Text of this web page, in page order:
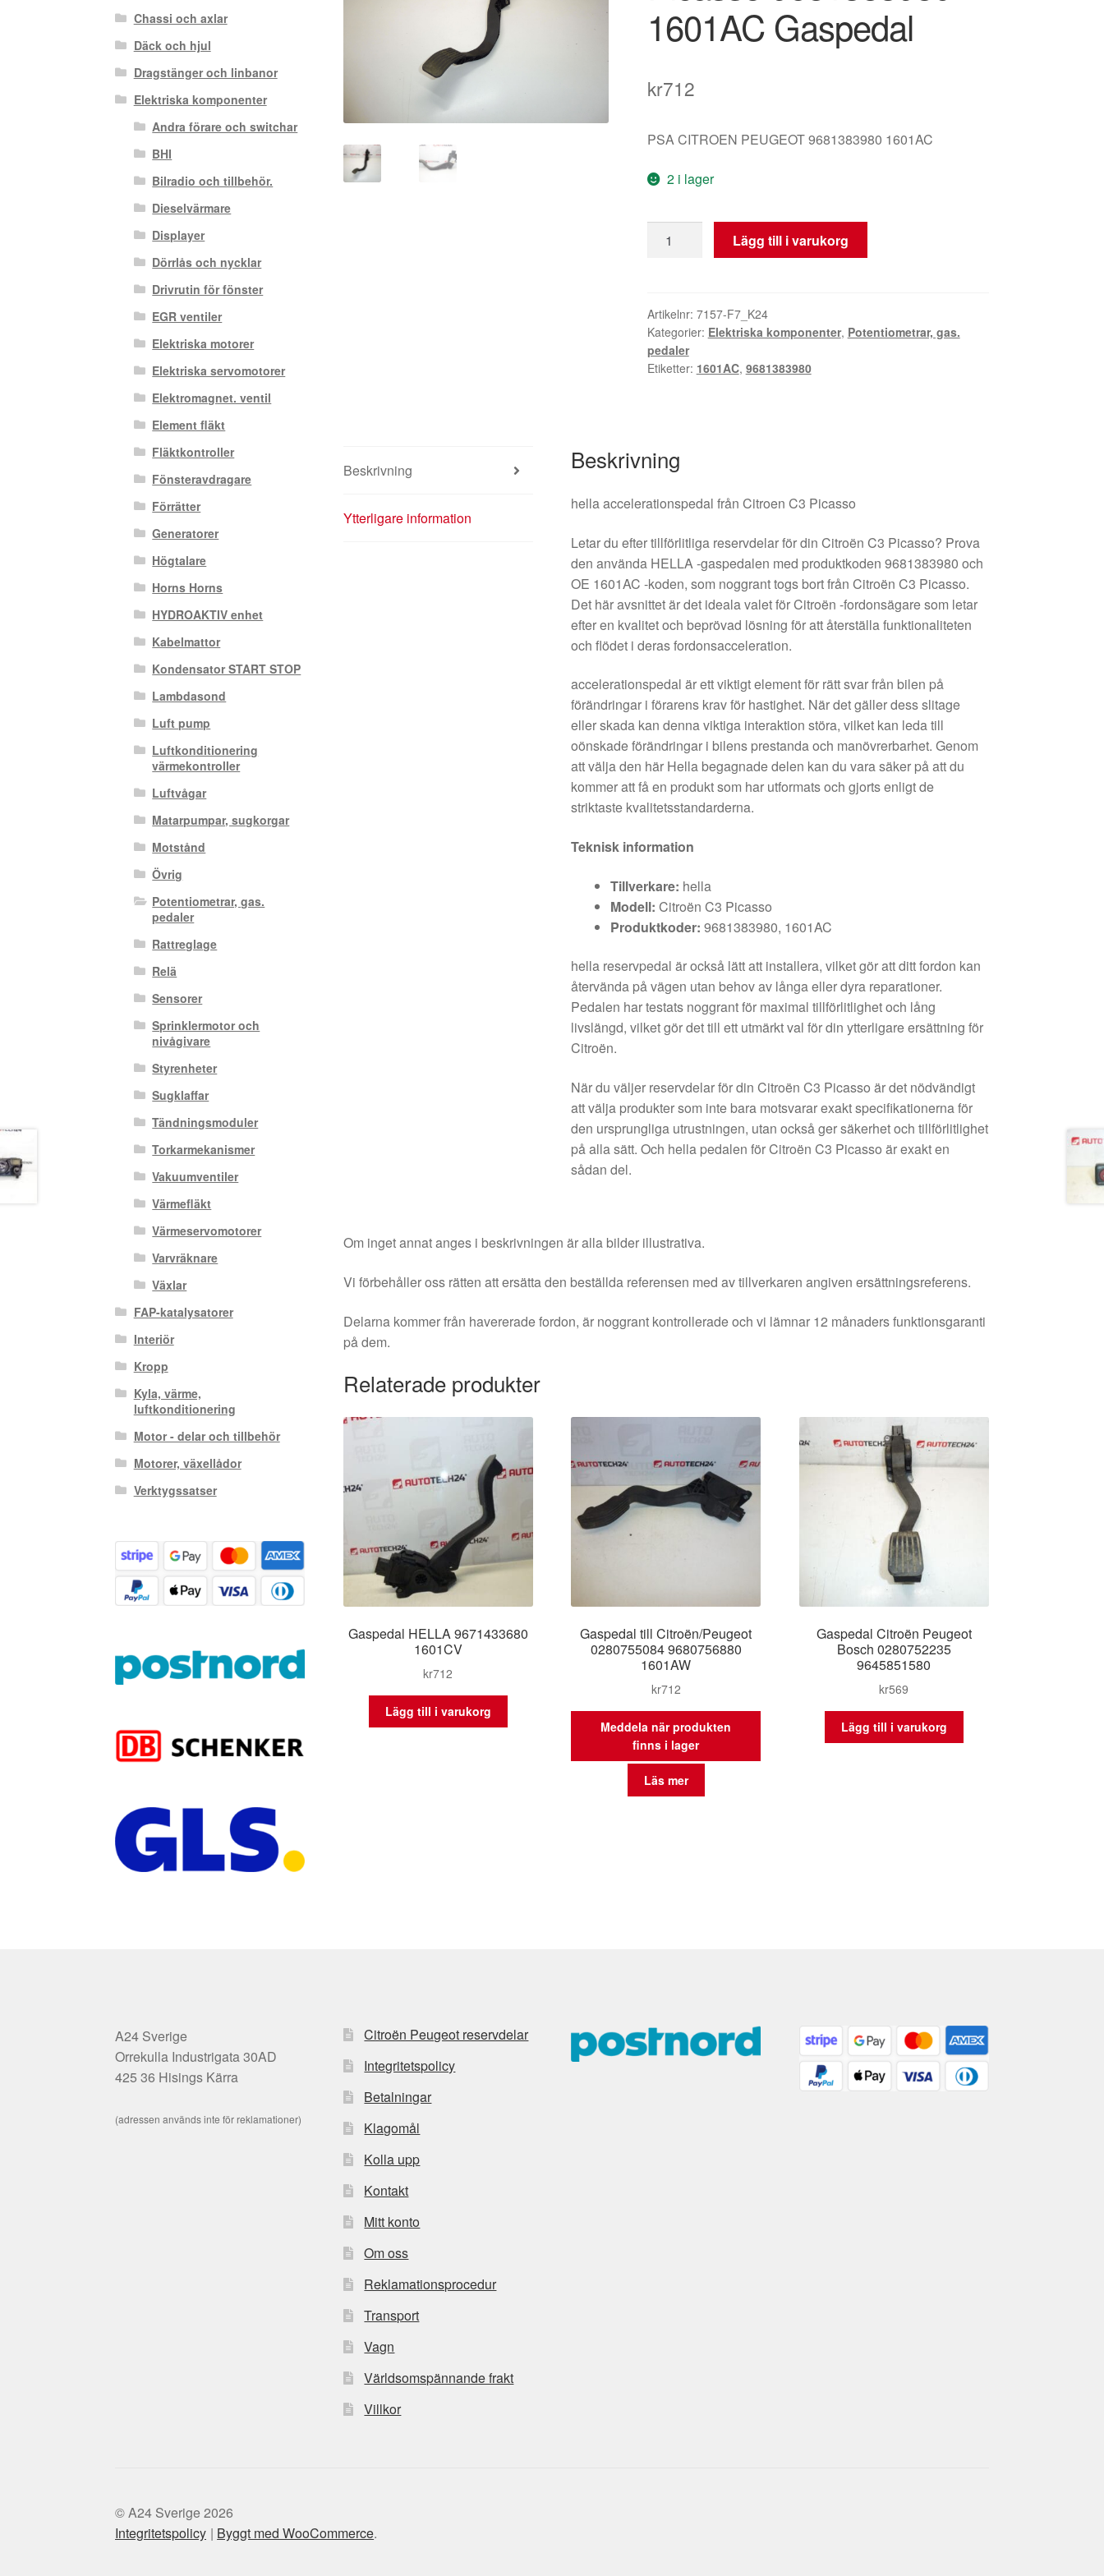
1601AC Gaspedal
kr712
PSA CITROEN PEUGEOT 9681383980 1601AC
2 i lager
Citroën
9681383980
1601AC
Gaspedal
mängd
Lägg till i varukorg
Artikelnr: 7157-F7_K24
Kategorier: Elektriska komponenter, Potentiometrar, gas.
pedaler
Etiketter: 1601AC, 9681383980
Beskrivning
Ytterligare information
Beskrivning
hella accelerationspedal från Citroen C3 Picasso
Letar du efter tillförlitliga reservdelar för din Citroën C3 Picasso? Prova
den använda HELLA -gaspedalen med produktkoden 9681383980 och
OE 1601AC -koden, som noggrant togs bort från Citroën C3 Picasso.
Det här avsnittet är det ideala valet för Citroën -fordonsägare som letar
efter en kvalitet och beprövad lösning för att återställa funktionaliteten
och flödet i deras fordonsacceleration.
accelerationspedal är ett viktigt element för rätt svar från bilen på
förändringar i förarens krav för hastighet. När det gäller dess slitage
eller skada kan denna viktiga interaktion störa, vilket kan leda till
oönskade förändringar i bilens prestanda och manövrerbarhet. Genom
att välja den här Hella begagnade delen kan du vara säker på att du
kommer att få en produkt som har utformats och gjorts enligt de
striktaste kvalitetsstandarderna.
Teknisk information
Tillverkare: hella
Modell:Citroën C3 Picasso
Produktkoder:9681383980, 1601AC
hella reservpedal är också lätt att installera, vilket gör att ditt fordon kan
återvända på vägen utan behov av långa eller dyra reparationer.
Pedalen har testats noggrant för maximal tillförlitlighet och lång
livslängd, vilket gör det till ett utmärkt val för din ytterligare ersättning för
Citroën.
När du väljer reservdelar för din Citroën C3 Picasso är det nödvändigt
att välja produkter som inte bara motsvarar exakt specifikationerna för
den ursprungliga utrustningen, utan också ger säkerhet och tillförlitlighet
på alla sätt. Och hella pedalen för Citroën C3 Picasso är exakt en
sådan del.
Om inget annat anges i beskrivningen är alla bilder illustrativa.
Vi förbehåller oss rätten att ersätta den beställda referensen med av tillverkaren angiven ersättningsreferens.
Delarna kommer från havererade fordon, är noggrant kontrollerade och vi lämnar 12 månaders funktionsgaranti
på dem.
Relaterade produkter
Gaspedal HELLA 9671433680
1601CV
kr712
Lägg till i varukorg
Gaspedal till Citroën/Peugeot
0280755084 9680756880
1601AW
kr712
Meddela när produkten
finns i lager
Läs mer
Gaspedal Citroën Peugeot
Bosch 0280752235
9645851580
kr569
Lägg till i varukorg
Chassi och axlar
Däck och hjul
Dragstänger och linbanor
Elektriska komponenter
Andra förare och switchar
BHI
Bilradio och tillbehör.
Dieselvärmare
Displayer
Dörrlås och nycklar
Drivrutin för fönster
EGR ventiler
Elektriska motorer
Elektriska servomotorer
Elektromagnet. ventil
Element fläkt
Fläktkontroller
Fönsteravdragare
Förrätter
Generatorer
Högtalare
Horns Horns
HYDROAKTIV enhet
Kabelmattor
Kondensator START STOP
Lambdasond
Luft pump
Luftkonditionering
värmekontroller
Luftvågar
Matarpumpar, sugkorgar
Motstånd
Övrig
Potentiometrar, gas.
pedaler
Rattreglage
Relä
Sensorer
Sprinklermotor och
nivågivare
Styrenheter
Sugklaffar
Tändningsmoduler
Torkarmekanismer
Vakuumventiler
Värmefläkt
Värmeservomotorer
Varvräknare
Växlar
FAP-katalysatorer
Interiör
Kropp
Kyla, värme,
luftkonditionering
Motor - delar och tillbehör
Motorer, växellådor
Verktygssatser
A24 Sverige
Orrekulla Industrigata 30AD
425 36 Hisings Kärra
(adressen används inte för reklamationer)
Citroën Peugeot reservdelar
Integritetspolicy
Betalningar
Klagomål
Kolla upp
Kontakt
Mitt konto
Om oss
Reklamationsprocedur
Transport
Vagn
Världsomspännande frakt
Villkor
© A24 Sverige 2026
Integritetspolicy
Byggt med WooCommerce.